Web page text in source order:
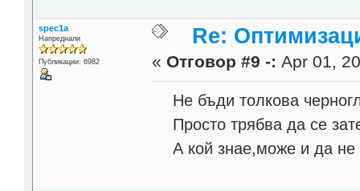
spec1a
Напреднали
Публикации: 6982
Re:
« Отговор #9 -: Apr 01,
Не бъди толкова
Просто трябва да се
А кой знае,може и да не